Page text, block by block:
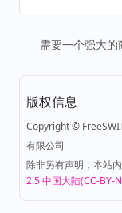
需要一个强大
版权信息
Copyright ©
有限公司
除非另有声明，本站
2.5 中国大陆(CC-BY-